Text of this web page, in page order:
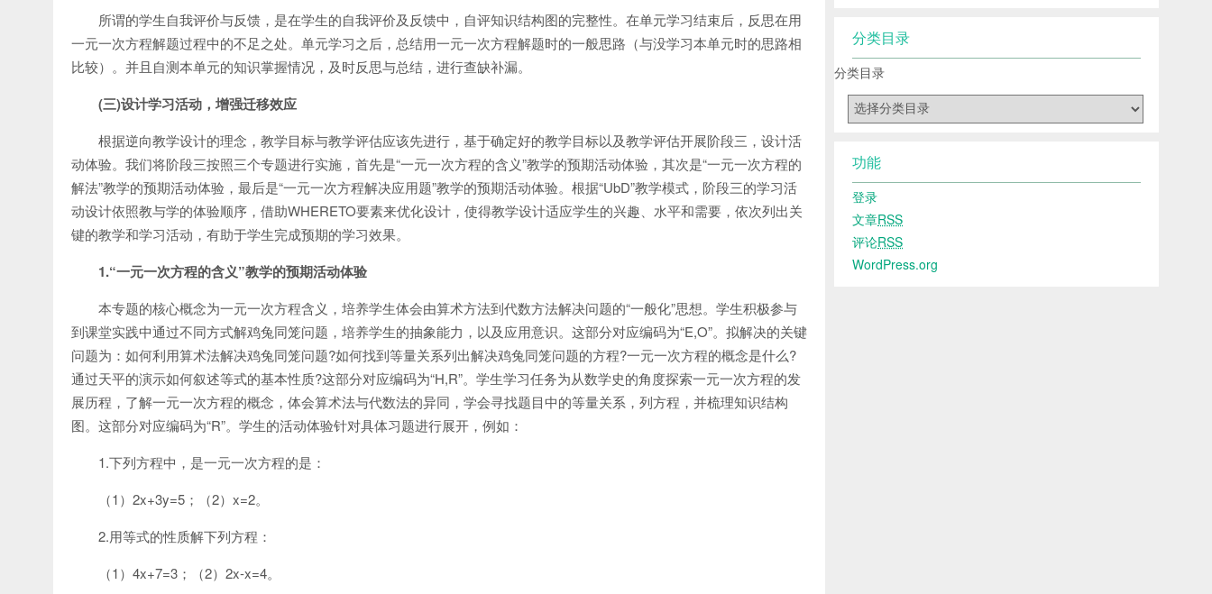
所谓的学生自我评价与反馈，是在学生的自我评价及反馈中，自评知识结构图的完整性。在单元学习结束后，反思在用
一元一次方程解题过程中的不足之处。单元学习之后，总结用一元一次方程解题时的一般思路（与没学习本单元时的思路相
比较）。并且自测本单元的知识掌握情况，及时反思与总结，进行查缺补漏。
(三)设计学习活动，增强迁移效应
根据逆向教学设计的理念，教学目标与教学评估应该先进行，基于确定好的教学目标以及教学评估开展阶段三，设计活
动体验。我们将阶段三按照三个专题进行实施，首先是“一元一次方程的含义”教学的预期活动体验，其次是“一元一次方程的
解法”教学的预期活动体验，最后是“一元一次方程解决应用题”教学的预期活动体验。根据“UbD”教学模式，阶段三的学习活
动设计依照教与学的体验顺序，借助WHERETO要素来优化设计，使得教学设计适应学生的兴趣、水平和需要，依次列出关
键的教学和学习活动，有助于学生完成预期的学习效果。
1.“一元一次方程的含义”教学的预期活动体验
本专题的核心概念为一元一次方程含义，培养学生体会由算术方法到代数方法解决问题的“一般化”思想。学生积极参与
到课堂实践中通过不同方式解鸡兔同笼问题，培养学生的抽象能力，以及应用意识。这部分对应编码为“E,O”。拟解决的关键
问题为：如何利用算术法解决鸡兔同笼问题?如何找到等量关系列出解决鸡兔同笼问题的方程?一元一次方程的概念是什么?
通过天平的演示如何叙述等式的基本性质?这部分对应编码为“H,R”。学生学习任务为从数学史的角度探索一元一次方程的发
展历程，了解一元一次方程的概念，体会算术法与代数法的异同，学会寻找题目中的等量关系，列方程，并梳理知识结构
图。这部分对应编码为“R”。学生的活动体验针对具体习题进行展开，例如：
1.下列方程中，是一元一次方程的是：
（1）2x+3y=5；（2）x=2。
2.用等式的性质解下列方程：
（1）4x+7=3；（2）2x-x=4。
分类目录
分类目录
功能
登录
文章RSS
评论RSS
WordPress.org